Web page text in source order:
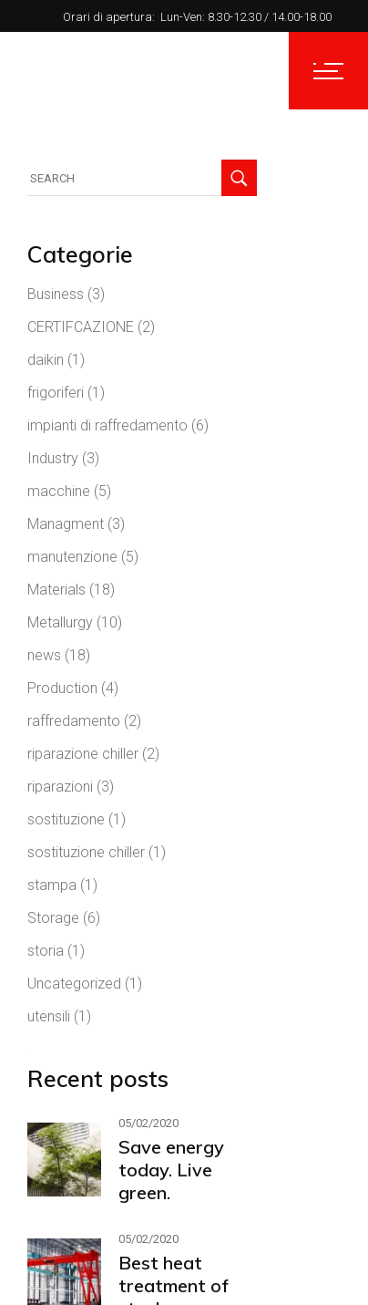
Orari di apertura: Lun-Ven: 8.30-12.30 / 14.00-18.00
Categorie
Business (3)
CERTIFCAZIONE (2)
daikin (1)
frigoriferi(1)
impianti di raffredamento (6)
Industry(3)
macchine (5)
Managment(3)
manutenzione (5)
Materials (18)
Metallurgy(10)
news (18)
Production (4)
raffredamento (2)
riparazione chiller(2)
riparazioni(3)
sostituzione (1)
sostituzione chiller(1)
stampa (1)
Storage (6)
storia (1)
Uncategorized (1)
utensili(1)
Recent posts
05/02/2020
Save energy
today. Live
green.
05/02/2020
Best heat
treatment of